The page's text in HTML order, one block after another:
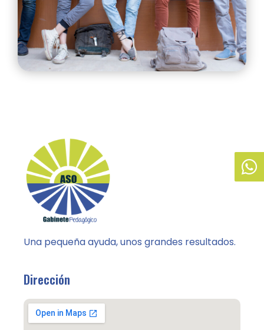
Una pequeña ayuda, unos grandes resultados.
Dirección